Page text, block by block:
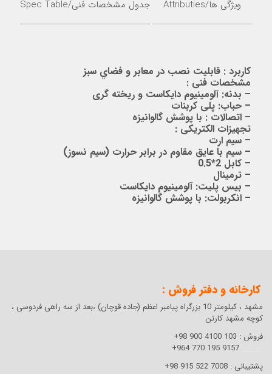
ویژگی ها/Attributies جدول مشخصات فنی/Spec Table
کاربرد : قابلیت نصب در معابر و فضاي سبز
مشخصات فنی :
– بدنه: آلومینیوم دایکاست و ریخته گرى
– حباب: پلی کربنات
– اتصالات : با پوشش گالوانیزه
تجهیزات الکتریکی :
– سیم ارت
– سیم با عایق مقاوم در برابر حرارت (سیم نسوز)
– کابل 2*0.5
– ترمینال
– بیس پلیت: آلومینیوم دایکاست
– انکربولت: با پوشش گالوانیزه
توجه: تمامی اندازه ها به میلیمتر می باشد
کارخانه و دفتر فروش :
مشهد ، کیلومتر 10 بزرگراه پیامبر اعظم (جاده قوچان) ،بعد از سه راهی فردوسی ،
کوچه مشهد کارتن
فروش : 103 4100 900 98+
9157 195 770 964+
پشتیبانی : 7008 522 915 98+